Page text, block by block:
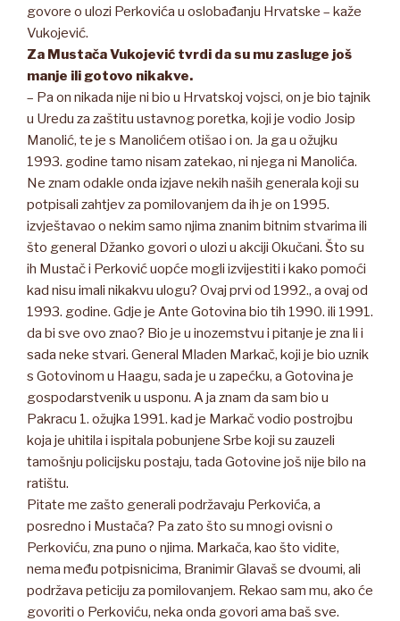
govore o ulozi Perkovića u oslobađanju Hrvatske – kaže
Vukojević.
Za Mustača Vukojević tvrdi da su mu zasluge još
manje ili gotovo nikakve.
– Pa on nikada nije ni bio u Hrvatskoj vojsci, on je bio tajnik
u Uredu za zaštitu ustavnog poretka, koji je vodio Josip
Manolić, te je s Manolićem otišao i on. Ja ga u ožujku
1993. godine tamo nisam zatekao, ni njega ni Manolića.
Ne znam odakle onda izjave nekih naših generala koji su
potpisali zahtjev za pomilovanjem da ih je on 1995.
izvještavao o nekim samo njima znanim bitnim stvarima ili
što general Džanko govori o ulozi u akciji Okučani. Što su
ih Mustač i Perković uopće mogli izvijestiti i kako pomoći
kad nisu imali nikakvu ulogu? Ovaj prvi od 1992., a ovaj od
1993. godine. Gdje je Ante Gotovina bio tih 1990. ili 1991.
da bi sve ovo znao? Bio je u inozemstvu i pitanje je zna li i
sada neke stvari. General Mladen Markač, koji je bio uznik
s Gotovinom u Haagu, sada je u zapećku, a Gotovina je
gospodarstvenik u usponu. A ja znam da sam bio u
Pakracu 1. ožujka 1991. kad je Markač vodio postrojbu
koja je uhitila i ispitala pobunjene Srbe koji su zauzeli
tamošnju policijsku postaju, tada Gotovine još nije bilo na
ratištu.
Pitate me zašto generali podržavaju Perkovića, a
posredno i Mustača? Pa zato što su mnogi ovisni o
Perkoviću, zna puno o njima. Markača, kao što vidite,
nema među potpisnicima, Branimir Glavaš se dvoumi, ali
podržava peticiju za pomilovanjem. Rekao sam mu, ako će
govoriti o Perkoviću, neka onda govori ama baš sve.